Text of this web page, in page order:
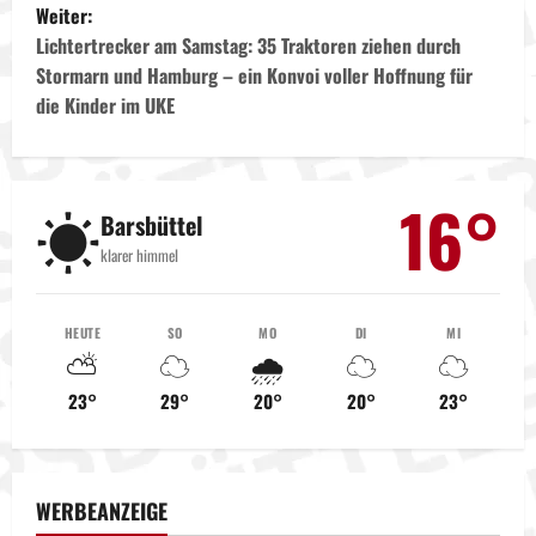
i
t
r
g
s
Weiter:
Lichtertrecker am Samstag: 35 Traktoren ziehen durch
Stormarn und Hamburg – ein Konvoi voller Hoffnung für
die Kinder im UKE
☀️Barsbüttel
klarer himmel 16°
HEUTE
⛅
23°
SO
☁️
29°
MO
🌧️
20°
DI
☁️
20°
MI
☁️
23°
WERBEANZEIGE